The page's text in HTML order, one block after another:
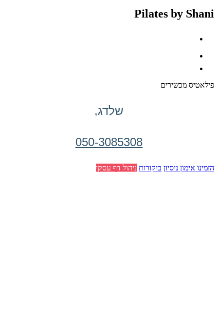
Pilates by Shani
פילאטיס מכשירים
שלדג,
050-3085308
הזמינו אימון ניסיון ביקורות ניהול דף עסקי